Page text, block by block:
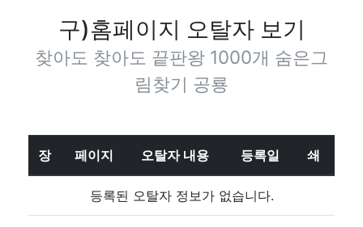
구)홈페이지 오탈자 보기
찾아도 찾아도 끝판왕 1000개 숨은그
림찾기 공룡
장 페이지 오탈자 내용 등록일 쇄
등록된 오탈자 정보가 없습니다.